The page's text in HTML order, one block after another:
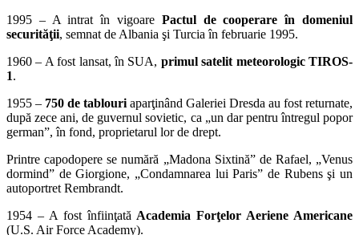
1995 – A intrat în vigoare Pactul de cooperare în domeniul
securităţii, semnat de Albania şi Turcia în februarie 1995.
1960 – A fost lansat, în SUA, primul satelit meteorologic TIROS-
1.
1955 – 750 de tablouri aparţinând Galeriei Dresda au fost returnate,
după zece ani, de guvernul sovietic, ca „un dar pentru întregul popor
german”, în fond, proprietarul lor de drept.
Printre capodopere se numără „Madona Sixtină” de Rafael, „Venus
dormind” de Giorgione, „Condamnarea lui Paris” de Rubens şi un
autoportret Rembrandt.
1954 – A fost înfiinţată Academia Forţelor Aeriene Americane
(U.S. Air Force Academy).